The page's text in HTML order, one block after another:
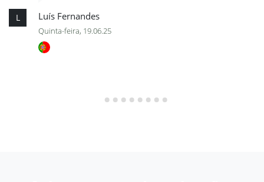
L Luís Fernandes
Quinta-feira, 19.06.25